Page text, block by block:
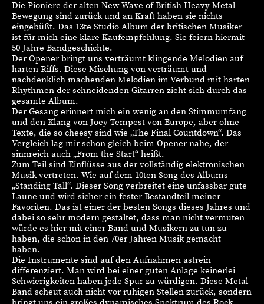
Die Pioniere der alten New Wave of British Heavy Metal
Bewegung sind zurück und an Kraft haben sie nichts
eingebüßt. Das 13te Studio Album der britischen Musiker
ist für mich eine klare Kaufempfehlung. Sie feiern hiermit
50 Jahre Bandgeschichte.
Der Opener bringt uns verträumt klingende Melodien auf
harten Riffs. Diese Mischung von verträumt und
nachdenklich machenden Melodien im Verbund mit harten
Rhythmen der schneidenden Gitarren zieht sich durch das
gesamte Album.
Der Gesang erinnert mich ein wenig an den Stimmumfang
und den Klang von Joey Tempest von Europe, aber ohne
Texte, die so cheesy sind wie „The Final Countdown“. Das
Vergleich lag mir schon gleich beim Opener nahe, der
sinnreich auch „From the Start“ heißt.
Zum Teil sind Einflüsse aus der vollständig elektronischen
Musik vertreten. Wie auf dem 10ten Song des Albums
„Standing Tall“. Dieser Song verbreitet eine unfassbar gute
Laune und wird sicher ein fester Bestandteil meiner
Favoriten. Das ist einer der besten Songs dieses Jahres und
dabei so sehr modern gestaltet, dass man nicht vermuten
würde es hier mit einer Band und Musikern zu tun zu
haben, die schon in den 70er Jahren Musik gemacht
haben.
Die Instrumente sind auf den Aufnahmen astrein
differenziert. Man wird bei einer guten Anlage keinerlei
Schwierigkeiten haben jede Spur zu würdigen. Diese Metal
Band scheut auch nicht vor ruhigen Stellen zurück, sondern